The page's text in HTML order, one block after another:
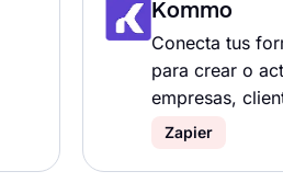
Kommo
Conecta tus
para crear o
empresas,
Zapier